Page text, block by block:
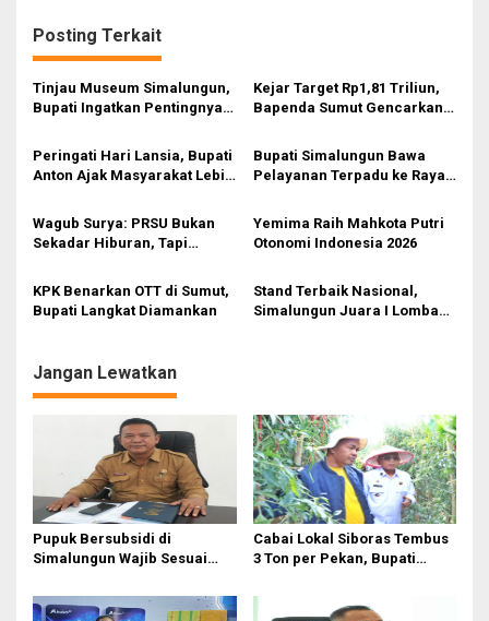
Posting Terkait
Tinjau Museum Simalungun,
Bupati Ingatkan Pentingnya
Kejar Target Rp1,81 Triliun,
Bapenda Sumut Gencarkan
Peringati Hari Lansia, Bupati
Anton Ajak Masyarakat Lebih
Bupati Simalungun Bawa
Pelayanan Terpadu ke Raya
Jauh Urus Administrasi
Wagub Surya: PRSU Bukan
Sekadar Hiburan, Tapi
Sumatera Utara
Yemima Raih Mahkota Putri
Otonomi Indonesia 2026
KPK Benarkan OTT di Sumut,
Bupati Langkat Diamankan
Stand Terbaik Nasional,
Simalungun Juara I Lomba
Jangan Lewatkan
Pupuk Bersubsidi di
Simalungun Wajib Sesuai
Masuk e-RDKK
Cabai Lokal Siboras Tembus
3 Ton per Pekan, Bupati
Unggulan